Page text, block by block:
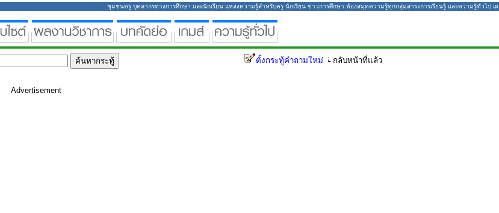
ชุมชนครู บุคลากรทางการศึกษา และนักเรียน แหล่งความรู้สำหรับครู นักเรียน ข่าวการศึกษา ห้องสมุดความรู้ทุกกลุ่มสาระการเรียนรู้ และความรู้ทั่วไป เ
ตั้งกระทู้คำถามใหม่ กลับหน้าที่แล้ว
Advertisement